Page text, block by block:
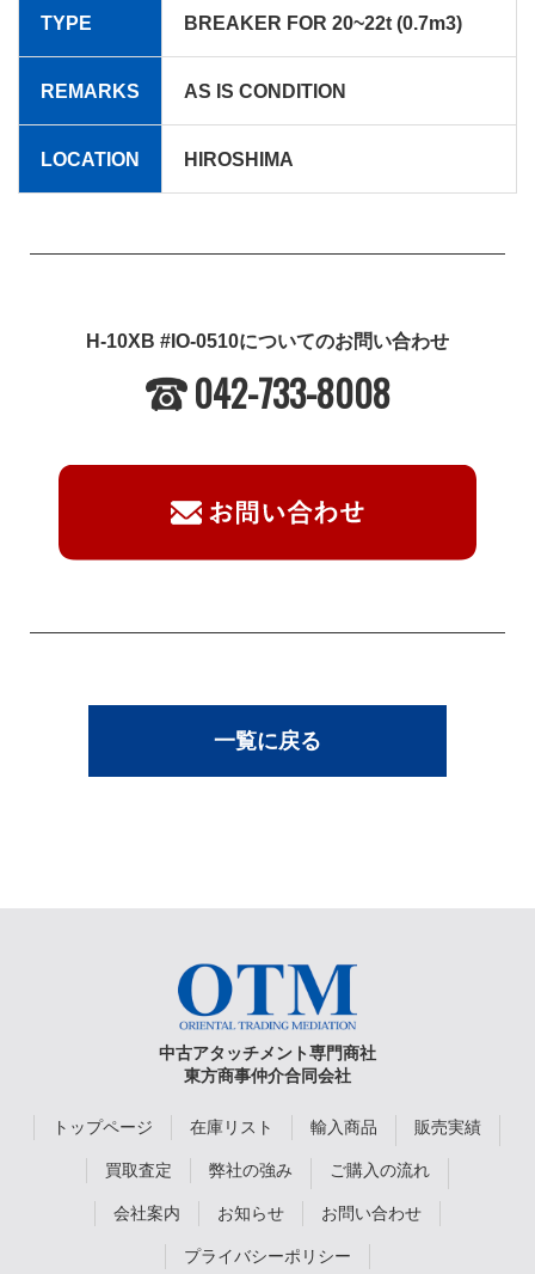
TYPE BREAKER FOR 20~22t (0.7m3)
REMARKS AS IS CONDITION
LOCATION HIROSHIMA
H-10XB #IO-0510についてのお問い合わせ
042-733-8008
一覧に戻る
中古アタッチメント専門商社
東方商事仲介合同会社
トップページ 在庫リスト 輸入商品 販売実績
買取査定 弊社の強み ご購入の流れ
会社案内 お知らせ お問い合わせ
プライバシーポリシー